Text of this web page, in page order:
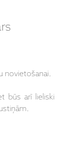
novietošanai.
būs arī lieliski